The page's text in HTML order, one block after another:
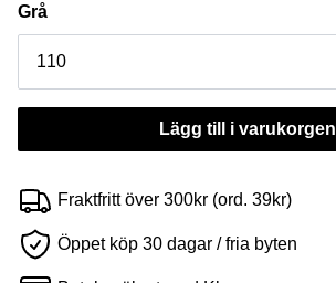
Grå
Lägg till i varukorgen
Fraktfritt över 300kr (ord. 39kr)
Öppet köp 30 dagar / fria byten